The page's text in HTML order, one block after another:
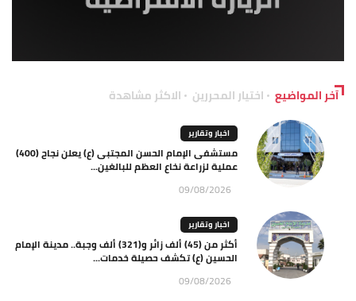
آخر المواضيع اختيار المحررين الاكثر مشاهدة
اخبار وتقارير
مستشفى الإمام الحسن المجتبى (ع) يعلن نجاح (400)
عملية لزراعة نخاع العظم للبالغين...
09/08/2026
اخبار وتقارير
أكثر من (45) ألف زائر و(321) ألف وجبة.. مدينة الإمام
الحسين (ع) تكشف حصيلة خدمات...
09/08/2026